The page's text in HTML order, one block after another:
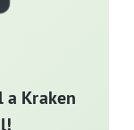
Kraken